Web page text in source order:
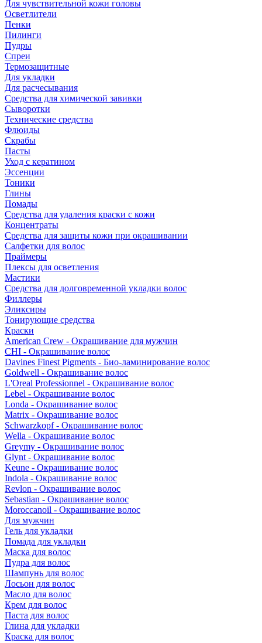
Для чувствительной кожи головы
Осветлители
Пенки
Пилинги
Пудры
Спреи
Термозащитные
Для укладки
Для расчесывания
Средства для химической завивки
Сыворотки
Технические средства
Флюиды
Скрабы
Пасты
Уход с кератином
Эссенции
Тоники
Глины
Помады
Средства для удаления краски с кожи
Концентраты
Средства для защиты кожи при окрашивании
Салфетки для волос
Праймеры
Плексы для осветления
Мастики
Средства для долговременной укладки волос
Филлеры
Эликсиры
Тонирующие средства
Краски
American Crew - Окрашивание для мужчин
CHI - Окрашивание волос
Davines Finest Pigments - Био-ламинирование волос
Goldwell - Окрашивание волос
L'Oreal Professionnel - Окрашивание волос
Lebel - Окрашивание волос
Londa - Окрашивание волос
Matrix - Окрашивание волос
Schwarzkopf - Окрашивание волос
Wella - Окрашивание волос
Greymy - Окрашивание волос
Glynt - Окрашивание волос
Keune - Окрашивание волос
Indola - Окрашивание волос
Revlon - Окрашивание волос
Sebastian - Окрашивание волос
Moroccanoil - Окрашивание волос
Для мужчин
Гель для укладки
Помада для укладки
Маска для волос
Пудра для волос
Шампунь для волос
Лосьон для волос
Масло для волос
Крем для волос
Паста для волос
Глина для укладки
Краска для волос